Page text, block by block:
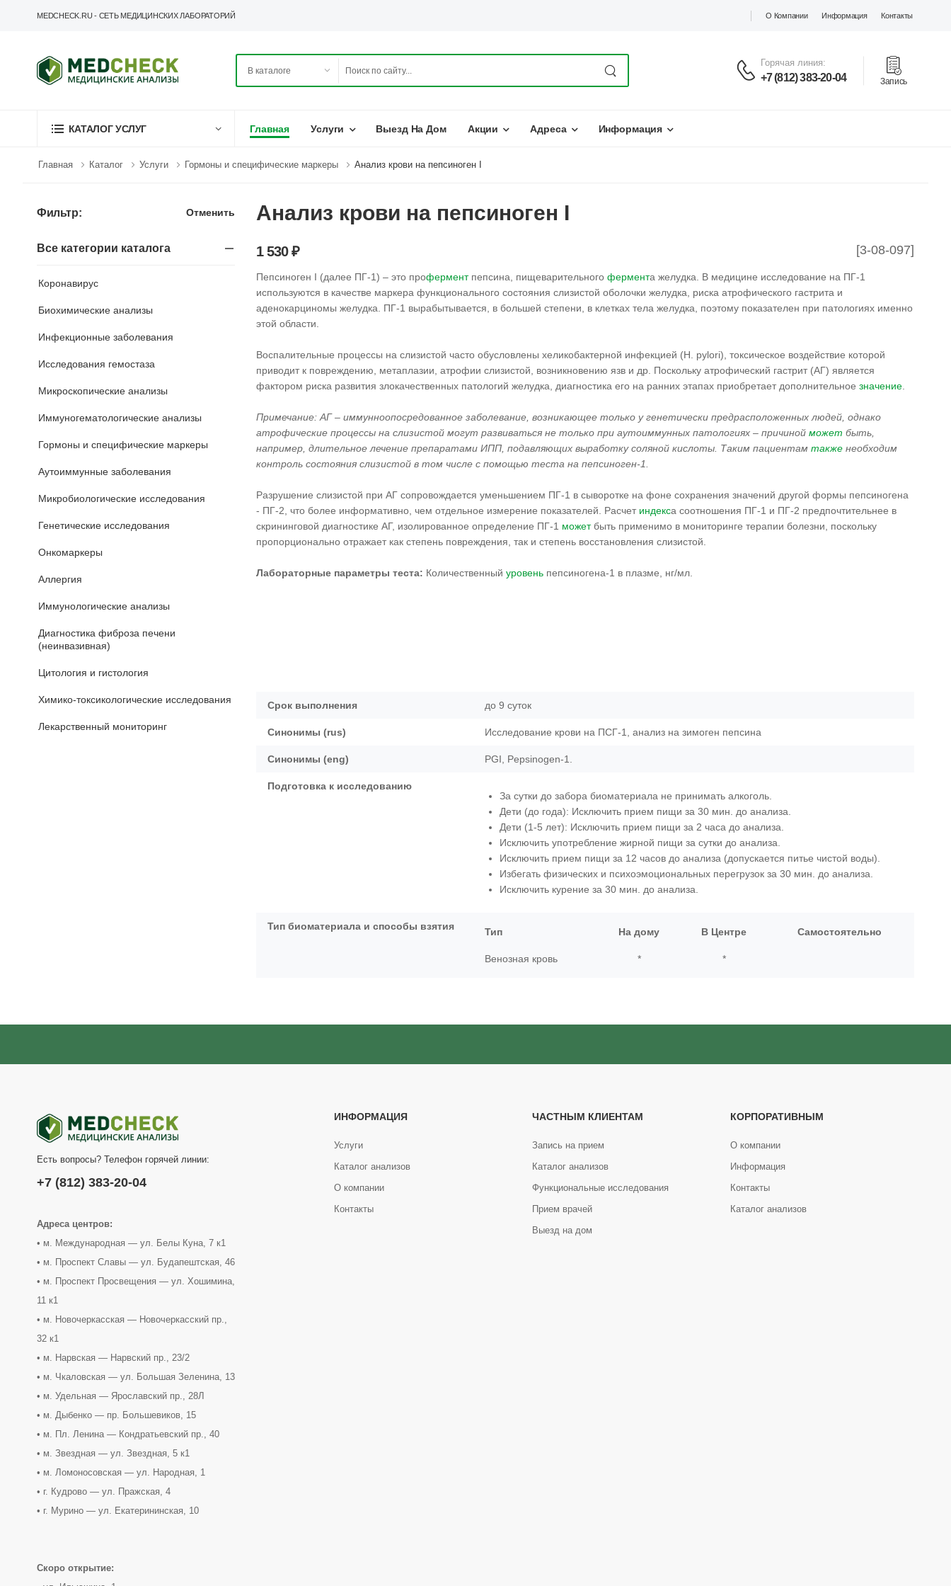
MEDCHECK.RU - СЕТЬ МЕДИЦИНСКИХ ЛАБОРАТОРИЙ О Компании Информация Контакты
Горячая линия:
+7 (812) 383-20-04 Запись
КАТАЛОГ УСЛУГ Главная Услуги Выезд На Дом Акции Адреса Информация
Главная Каталог Услуги Гормоны и специфические маркеры Анализ крови на пепсиноген I
Фильтр: Отменить
Все категории каталога
Коронавирус
Биохимические анализы
Инфекционные заболевания
Исследования гемостаза
Микроскопические анализы
Иммуногематологические анализы
Гормоны и специфические маркеры
Аутоиммунные заболевания
Микробиологические исследования
Генетические исследования
Онкомаркеры
Аллергия
Иммунологические анализы
Диагностика фиброза печени
(неинвазивная)
Цитология и гистология
Химико-токсикологические исследования
Лекарственный мониторинг
Анализ крови на пепсиноген I
[3-08-097]
1 530 ₽
Пепсиноген I (далее ПГ-1) – это проферментпепсина, пищеварительного фермента желудка. В медицине исследование на ПГ-1
используются в качестве маркера функционального состояния слизистой оболочки желудка, риска атрофического гастрита и
аденокарциномы желудка. ПГ-1 вырабытывается, в большей степени, в клетках тела желудка, поэтому показателен при патологиях именно
этой области.
Воспалительные процессы на слизистой часто обусловлены хеликобактерной инфекцией (H. pylori), токсическое воздействие которой
приводит к повреждению, метаплазии, атрофии слизистой, возникновению язв и др. Поскольку атрофический гастрит (АГ) является
фактором риска развития злокачественных патологий желудка, диагностика его на ранних этапах приобретает дополнительное значение
Примечание: АГ – иммунноопосредованное заболевание, возникающее только у генетически предрасположенных людей, однако
атрофические процессы на слизистой могут развиваться не только при аутоиммунных патологиях – причиной может быть,
например, длительное лечение препаратами ИПП, подавляющих выработку соляной кислоты. Таким пациентам также необходим
контроль состояния слизистой в том числе с помощью теста на пепсиноген-1.
Разрушение слизистой при АГ сопровождается уменьшением ПГ-1 в сыворотке на фоне сохранения значений другой формы пепсиногена
- ПГ-2, что более информативно, чем отдельное измерение показателей. Расчет индекса соотношения ПГ-1 и ПГ-2 предпочтительнее в
скрининговой диагностике АГ, изолированное определение ПГ-1 можетбыть применимо в мониторинге терапии болезни, поскольку
пропорционально отражает как степень повреждения, так и степень восстановления слизистой.
Лабораторные параметры теста: Количественный уровень пепсиногена-1 в плазме, нг/мл.
Срок выполнения до 9 суток
Синонимы (rus) Исследование крови на ПСГ-1, анализ на зимоген пепсина
Синонимы (eng) PGI, Pepsinogen-1.
Подготовка к исследованию
За сутки до забора биоматериала не принимать алкоголь.
Дети (до года): Исключить прием пищи за 30 мин. до анализа.
Дети (1-5 лет): Исключить прием пищи за 2 часа до анализа.
Исключить употребление жирной пищи за сутки до анализа.
Исключить прием пищи за 12 часов до анализа (допускается питье чистой воды).
Избегать физических и психоэмоциональных перегрузок за 30 мин. до анализа.
Исключить курение за 30 мин. до анализа.
Тип биоматериала и способы взятия Тип На дому В Центре Самостоятельно
Венозная кровь * *
Есть вопросы? Телефон горячей линии:
+7 (812) 383-20-04
Адреса центров:
• м. Международная — ул. Белы Куна, 7 к1
• м. Проспект Славы — ул. Будапештская, 46
• м. Проспект Просвещения — ул. Хошимина,
11 к1
• м. Новочеркасская — Новочеркасский пр.,
32 к1
• м. Нарвская — Нарвский пр., 23/2
• м. Чкаловская — ул. Большая Зеленина, 13
• м. Удельная — Ярославский пр., 28Л
• м. Дыбенко — пр. Большевиков, 15
• м. Пл. Ленина — Кондратьевский пр., 40
• м. Звездная — ул. Звездная, 5 к1
• м. Ломоносовская — ул. Народная, 1
• г. Кудрово — ул. Пражская, 4
• г. Мурино — ул. Екатерининская, 10
Скоро открытие:
ИНФОРМАЦИЯ
Услуги
Каталог анализов
О компании
Контакты
ЧАСТНЫМ КЛИЕНТАМ
Запись на прием
Каталог анализов
Функциональные исследования
Прием врачей
Выезд на дом
КОРПОРАТИВНЫМ
О компании
Информация
Контакты
Каталог анализов